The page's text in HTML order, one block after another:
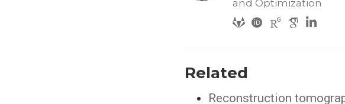
and Optimization
Related
Reconstruction